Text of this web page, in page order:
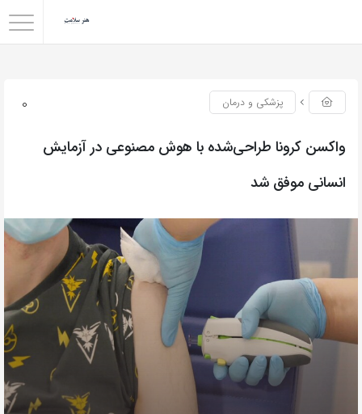
0 پزشکی و درمان
واکسن کرونا طراحی‌شده با هوش مصنوعی در آزمایش
انسانی موفق شد